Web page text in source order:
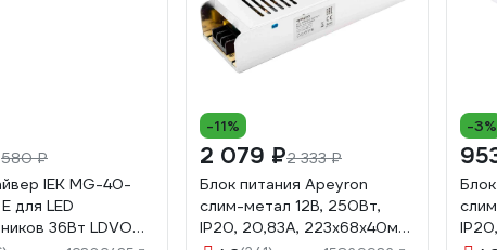
580 ₽
IEK MG-40-
для LED
36Вт LDVO0-
-11%
2 079 ₽2 333 ₽
Блок питания Apeyron
слим-метал 12В, 250Вт,
IP20, 20,83А, 223х68х40мм
-3%